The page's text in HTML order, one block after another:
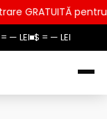
— LEI $ = — LEI
copii, elevi și